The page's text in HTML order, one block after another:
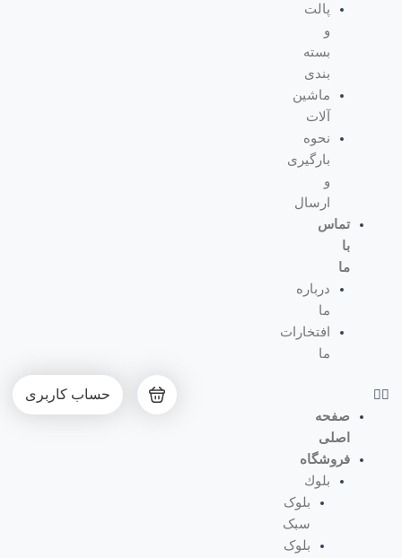
پالت
و
بسته
بندی
ماشین
آلات
نحوه
بارگیری
و
ارسال
تماس
با
ما
درباره
ما
افتخارات
ما
صفحه
اصلی
فروشگاه
بلوك
بلوک
سبک
بلوک
حساب کاربری